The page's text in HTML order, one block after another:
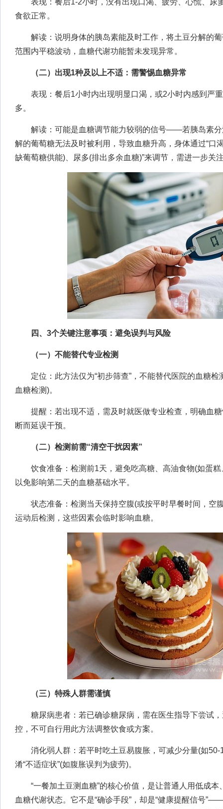
表现：餐后1-2小时，没有出现口渴、疲劳、心慌、尿
食欲正常。
解读：说明身体的胰岛素能及时工作，将土豆分解的葡
范围内平稳波动，血糖代谢功能暂未发现异常。
（二）出现1种及以上不适：需警惕血糖异常
表现：餐后1小时内出现明显口渴，或2小时内感到严重
多。
解读：可能是血糖调节能力较弱的信号——若胰岛素分
解的葡萄糖无法及时被利用，导致血糖升高，身体通过“口
缺葡萄糖供能)、尿多(排出多余血糖)”来调节，需进一步关
四、3个关键注意事项：避免误判与风险
（一）不能替代专业检测
定位：此方法仅为“初步筛查”，不能替代医院的血糖检
血糖检测)。
提醒：若出现不适，需及时就医做专业检查，明确血糖
断而延误干预。
（二）检测前需“清空干扰因素”
饮食准备：检测前1天，避免吃高糖、高油食物(如蛋糕
以免影响第二天的血糖基础水平。
状态准备：检测当天保持空腹(或按平时早餐时间，空
运动后检测，这些因素会临时影响血糖。
（三）特殊人群需谨慎
糖尿病患者：若已确诊糖尿病，需在医生指导下尝试，
控，不可自行用此方法调整饮食或方案。
消化弱人群：若平时吃土豆易腹胀，可减少分量(如50-
淆“不适症状”(如腹胀误判为疲劳)。
“一餐加土豆测血糖”的核心价值，是让普通人用低成本
血糖代谢状态。它不是“确诊手段”，却是“健康提醒信号